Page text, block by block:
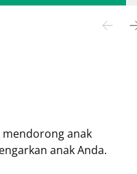
anak
anak Anda.